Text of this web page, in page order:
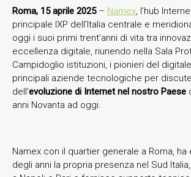
Roma, 15 aprile 2025 – Namex, l’hub
principale IXP dell’Italia centrale e
oggi i suoi primi trent’anni di vita tra
eccellenza digitale, riunendo nella Sala
Campidoglio istituzioni, i pionieri del
principali aziende tecnologiche per
dell’evoluzione di Internet nel nostro Paese
anni Novanta ad oggi.
Namex con il quartier generale a Roma,
degli anni la propria presenza nel Sud